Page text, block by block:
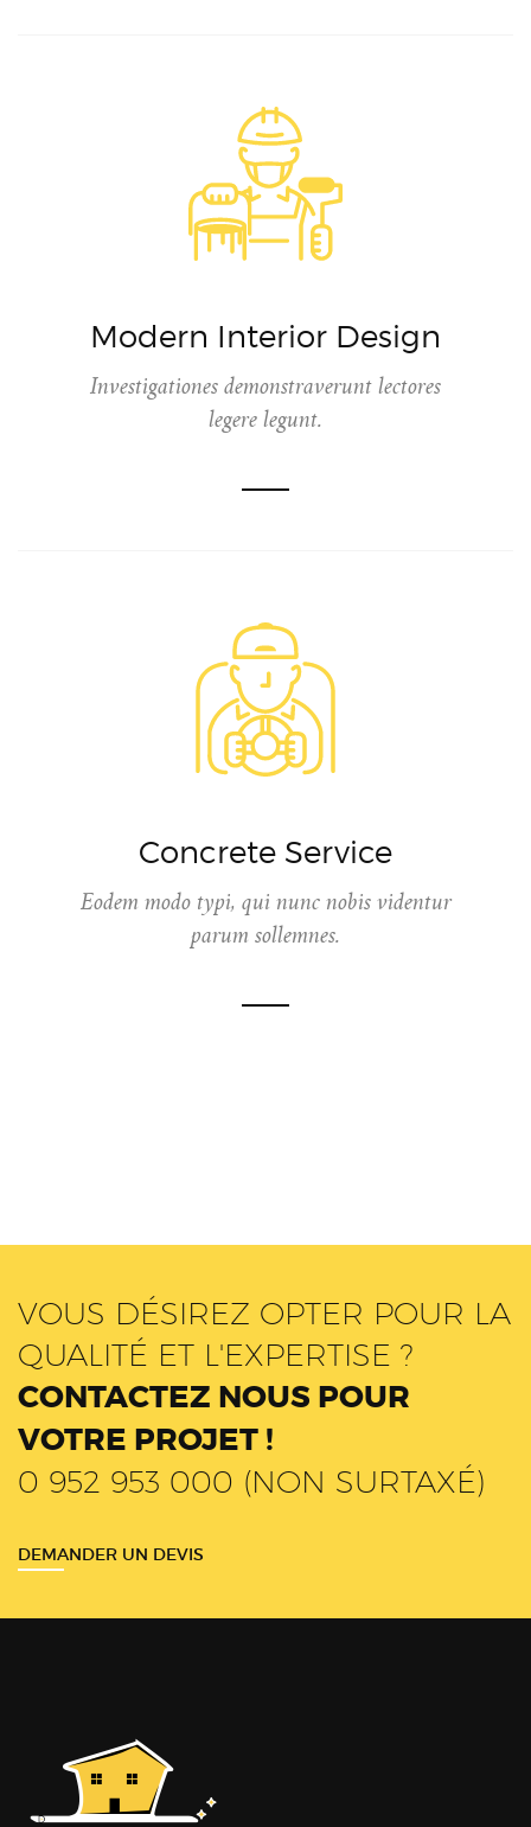
Modern Interior Design
Investigationes demonstraverunt lectores
legere legunt.
Concrete Service
Eodem modo typi, qui nunc nobis videntur
parum sollemnes.
VOUS DÉSIREZ OPTER POUR LA
QUALITÉ ET L'EXPERTISE ?
CONTACTEZ NOUS POUR
VOTRE PROJET !
0 952 953 000 (NON SURTAXÉ)
DEMANDER UN DEVIS